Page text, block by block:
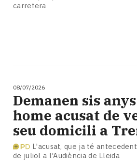
carretera
08/07/2026
Demanen sis
home acusat de
seu domicili a
L'acusat, que ja té
de juliol a l'Audiència de Lleida